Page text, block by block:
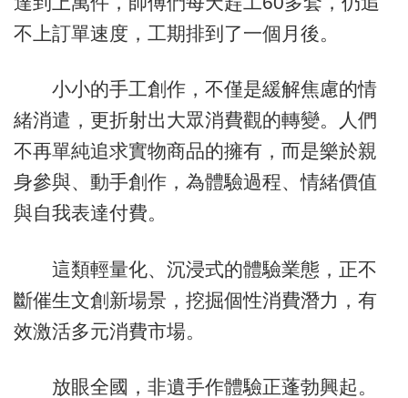
不上訂單速度，工期排到了一個月後。
小小的手工創作，不僅是緩解焦慮的情
緒消遣，更折射出大眾消費觀的轉變。人們
不再單純追求實物商品的擁有，而是樂於親
身參與、動手創作，為體驗過程、情緒價值
與自我表達付費。
這類輕量化、沉浸式的體驗業態，正不
斷催生文創新場景，挖掘個性消費潛力，有
效激活多元消費市場。
放眼全國，非遺手作體驗正蓬勃興起。